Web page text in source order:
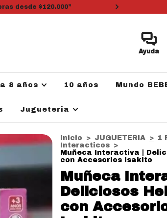
desde $120.000”
Ayuda
8 años 10 años Mundo
Jugueteria
Inicio > JUGUETERIA > 1
Interacticos >
Muñeca Interactiva |
con Accesorios Isakito
Muñeca
Deliciosos
con